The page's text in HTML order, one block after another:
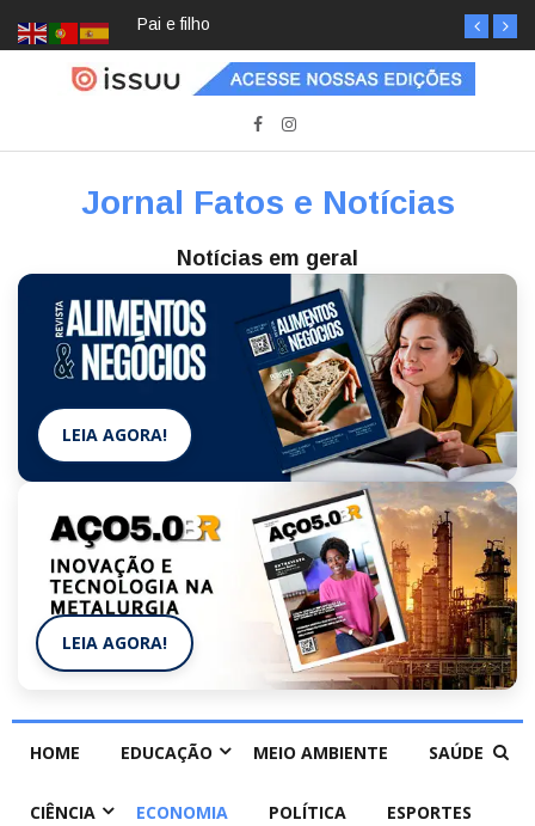
Pai e filho
Jornal Fatos e Notícias
Notícias em geral
LEIA AGORA!
LEIA AGORA!
HOME EDUCAÇÃO MEIO AMBIENTE SAÚDE
CIÊNCIA ECONOMIA POLÍTICA ESPORTES